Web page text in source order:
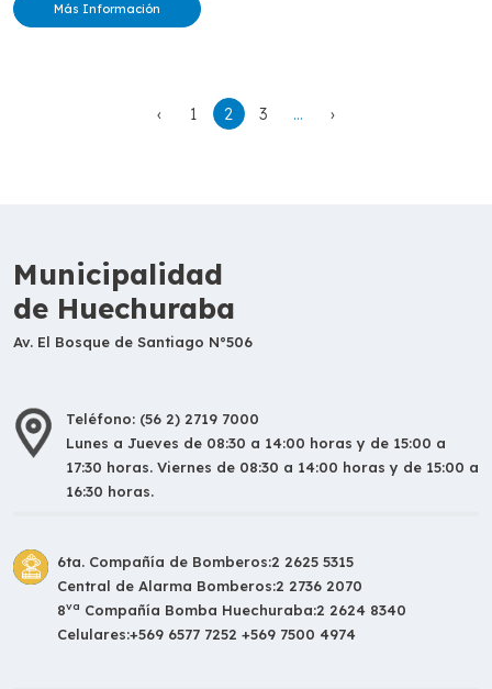
Más Información
‹ 1 2 3 ... ›
Municipalidad
de Huechuraba
Av. El Bosque de Santiago N°506
Teléfono: (56 2) 2719 7000
Lunes a Jueves de 08:30 a 14:00 horas y de 15:00 a
17:30 horas. Viernes de 08:30 a 14:00 horas y de 15:00 a
16:30 horas.
6ta. Compañía de Bomberos:2 2625 5315
Central de Alarma Bomberos:2 2736 2070
8va Compañía Bomba Huechuraba:2 2624 8340
Celulares:+569 6577 7252 +569 7500 4974